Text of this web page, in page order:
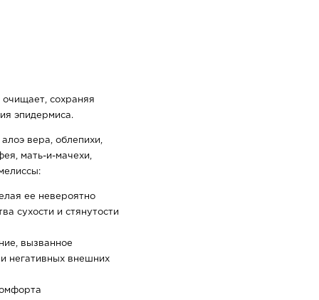
сохраняя
эпидермиса.
вера, облепихи,
мать-и-мачехи,
ее невероятно
сухости и стянутости
вызванное
негативных внешних